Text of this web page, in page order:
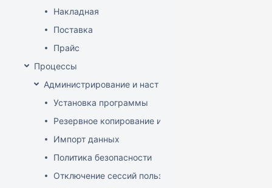
Накладная
Поставка
Прайс
Процессы
Администрирование и настройка
Установка программы
Резервное копирование и восстановление базы
Импорт данных
Политика безопасности
Отключение сессий пользователя